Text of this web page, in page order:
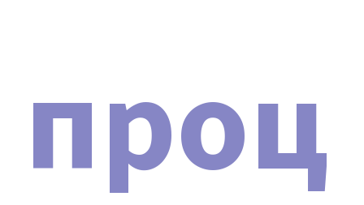
ДОКУМЕНТЫ
При покупке аппарата Косметологическая стойка SD-
5001 вы получите документы в двух форматах:
электронную копию и оригиналы в бумажном виде
проц